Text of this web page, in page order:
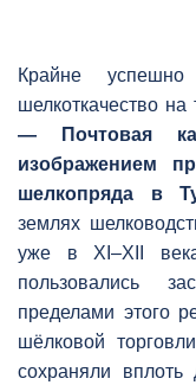
Крайне
шелкоткачество
— Почтовая
изображением
шелкопряда в
землях
уже в XI–XII
пользовались
пределами этого
шёлковой
сохраняли